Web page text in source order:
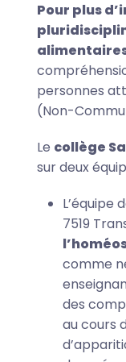
Pour plus
personnes
(Non-
Le collège
sur deux
L’équipe
7519
comme
des
au cours